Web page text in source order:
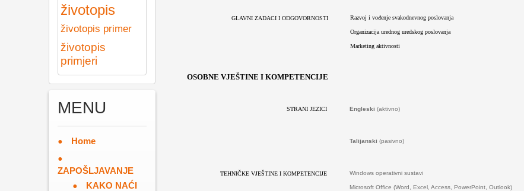
GLAVNI ZADACI I ODGOVORNOSTI Razvoj i vođenje svakodnevnog poslovanja
Organizacija urednog uredskog poslovanja
Marketing aktivnosti
OSOBNE VJEŠTINE I KOMPETENCIJE
STRANI JEZICI Engleski (aktivno)
Talijanski (pasivno)
TEHNIČKE VJEŠTINE I KOMPETENCIJE Windows operativni sustavi
Microsoft Office (Word, Excel, Access, PowerPoint, Outlook)
životopis
životopis primer
životopis
primjeri
MENU
Home
ZAPOŠLJAVANJE
KAKO NAĆI